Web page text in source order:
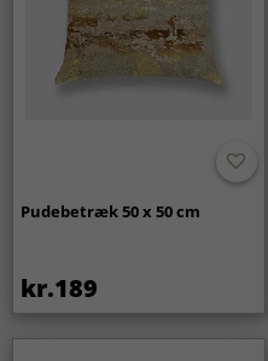
Pudebetræk 50 x 50 cm
kr.189